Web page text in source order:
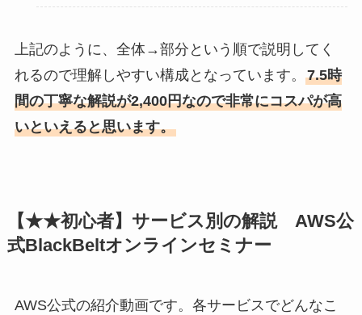
上記のように、全体→部分という順で説明してく
れるので理解しやすい構成となっています。 7.5時
間の丁寧な解説が2,400円なので非常にコスパが高
いといえると思います。
【★★初心者】サービス別の解説 AWS公
式BlackBeltオンラインセミナー
AWS公式の紹介動画です。各サービスでどんなこ